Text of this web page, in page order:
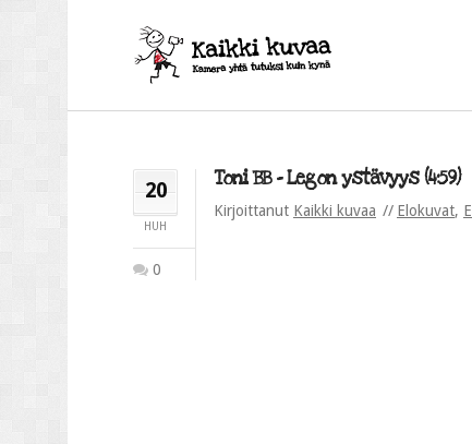
20
HUH
0
Toni BB – Legon ystävyys (4:59)
Kirjoittanut Kaikki kuvaa Elokuvat,